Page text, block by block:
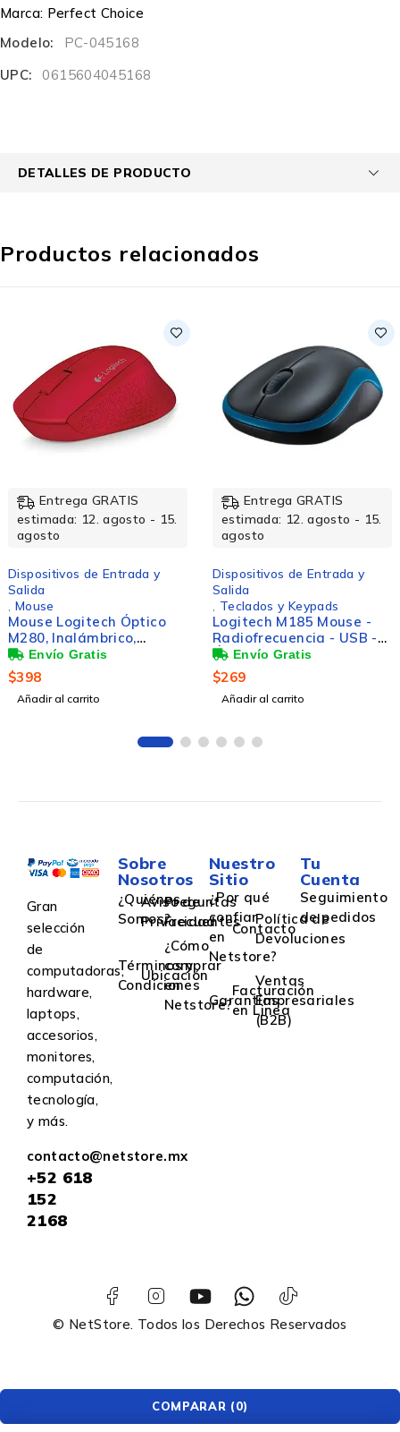
Marca: Perfect Choice
Modelo:
PC-045168
UPC:
0615604045168
DETALLES DE PRODUCTO
Productos relacionados
Entrega GRATIS
estimada: 12. agosto - 15.
agosto
Dispositivos de Entrada y
Salida
Mouse
Mouse Logitech Óptico
M280, Inalámbrico,
1000DPI, USB, Rojo
398
Añadir al carrito
Entrega GRATIS
estimada: 12. agosto - 15.
agosto
Dispositivos de Entrada y
Salida
Teclados y Keypads
Logitech M185 Mouse -
Radiofrecuencia - USB -
Óptico - 3 Botón(es) -
Azul, Negro - Inalámbrico
- 1000 dpi - Rueda de
desplazamiento -
269
Añadir al carrito
Gran
selección
de
computadoras,
hardware,
laptops,
accesorios,
monitores,
computación,
tecnología,
y más.
contacto@netstore.mx
+52 618
152
2168
Sobre
Nosotros
¿Quiénes
Somos?
Aviso de
Privacidad
Preguntas
Frecuentes
Términos y
Condiciones
Ubicación
¿Cómo
comprar
en
Netstore?
Nuestro
Sitio
¿Por qué
confiar
en
Netstore?
Contacto
Política de
Devoluciones
Garantías
Facturación
en Linea
Ventas
Empresariales
(B2B)
Tu
Cuenta
Seguimiento
de pedidos
© NetStore. Todos los Derechos Reservados
COMPARAR (0)